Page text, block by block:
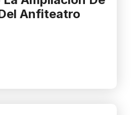
Anfiteatro